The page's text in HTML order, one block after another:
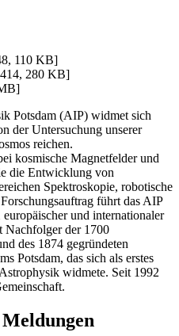
110 KB]
280 KB]
Potsdam (AIP) widmet sich
der Untersuchung unserer
reichen.
kosmische Magnetfelder und
die Entwicklung von
Spektroskopie, robotische
führt das AIP
und internationaler
Nachfolger der 1700
des 1874 gegründeten
Potsdam, das sich als erstes
widmete. Seit 1992